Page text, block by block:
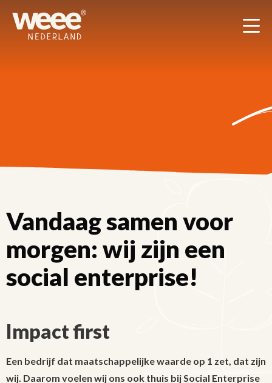
Vandaag samen voor
morgen: wij zijn een
social enterprise!
Impact first
Een bedrijf dat maatschappelijke waarde op 1 zet, dat zijn
wij. Daarom voelen wij ons ook thuis bij Social Enterprise